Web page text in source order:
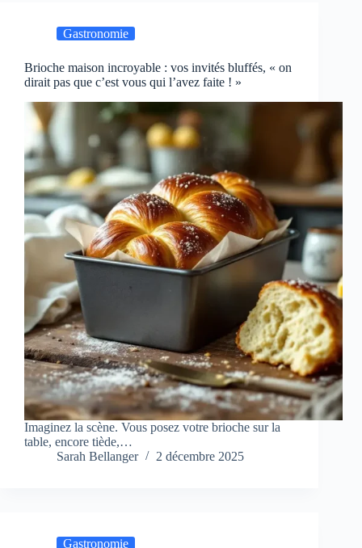
Gastronomie
Brioche maison incroyable : vos invités bluffés, « on
dirait pas que c’est vous qui l’avez faite ! »
Imaginez la scène. Vous posez votre brioche sur la
table, encore tiède,…
Sarah Bellanger
2 décembre 2025
Gastronomie